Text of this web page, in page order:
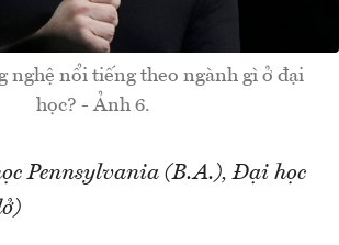
nghệ nổi tiếng theo ngành gì ở đại
học? - Ảnh 6.
Pennsylvania (B.A.), Đại học